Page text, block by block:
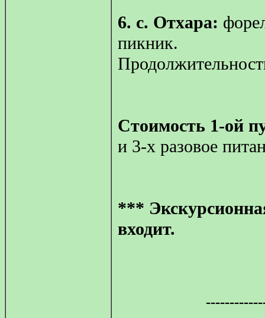
6. с. Отхара:
пикник.
Стоимость 1-ой
и 3-х разовое
***
входит.